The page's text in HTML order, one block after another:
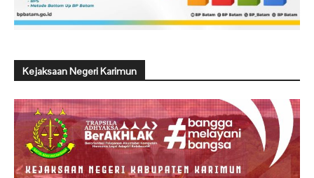
Kejaksaan Negeri Karimun